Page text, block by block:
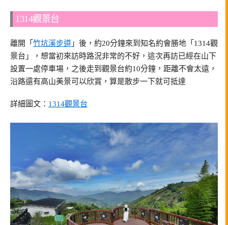
1314觀景台
離開「 竹坑溪步道 」後，約20分鐘來到知名約會勝地「1314觀
景台」，想當初來訪時路況非常的不好，這次再訪已經在山下
設置一處停車場，之後走到觀景台約10分鐘，距離不會太遠，
沿路還有高山美景可以欣賞，算是散步一下就可抵達
詳細圖文： 1314觀景台